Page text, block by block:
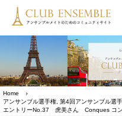
Home
アンサンブル選手権 第4回アンサンブル選
エントリーNo.37 虎美さん Conques コ